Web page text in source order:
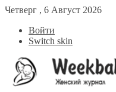
Четверг , 6 Август 2026
Войти
Switch skin